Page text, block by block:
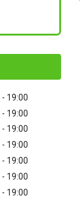
19:00
19:00
19:00
19:00
19:00
19:00
19:00